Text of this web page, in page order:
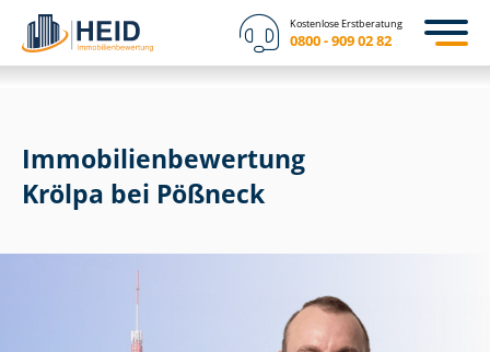
Kostenlose Erstberatung
0800 - 909 02 82
Immobilien­bewertung
Krölpa bei Pößneck